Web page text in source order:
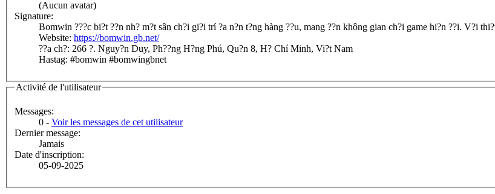
(Aucun avatar)
Signature:
Bomwin ???c bi?t ??n nh? m?t sân ch?i gi?i trí ?a n?n t?ng hàng ??u, mang ??n không gian ch?i game hi?n ??i. V?i
Website: https://bomwin.gb.net/
??a ch?: 266 ?. Nguy?n Duy, Ph??ng H?ng Phú, Qu?n 8, H? Chí Minh, Vi?t Nam
Hastag: #bomwin #bomwingbnet
Activité de l'utilisateur
Messages:
0 - Voir les messages de cet utilisateur
Dernier message:
Jamais
Date d'inscription:
05-09-2025